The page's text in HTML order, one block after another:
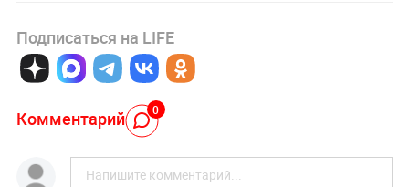
Подписаться на LIFE
Комментарий 0